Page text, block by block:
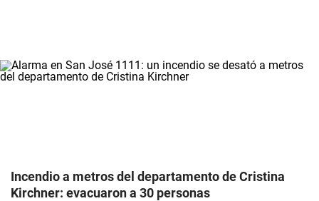
Incendio a metros del departamento de Cristina
Kirchner: evacuaron a 30 personas